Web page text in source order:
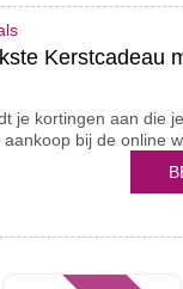
Kerstcadeau
je kortingen aan die
bij de online